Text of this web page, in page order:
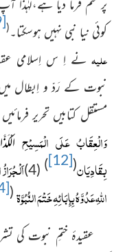
پر ختم فرما دیا ہے،لہٰذا
کوئی نیا نبی نہیں ہوسکتا۔(
علیہ نے اِ س اِسلامی
نبوت کے رَدّ و اِبطال
مستقل کتابیں تحریر فرمائیں
وَالْعِقَابُ عَلَى الْمَسِيْحِ
بِقَادِيَان(
[12]
)
(4) اَلْجُرَازُ
اللهِ عَدُوَّهُ بِإِبَائِهِ خَتْمَ النُّبُوَّة(
عقیدۂ ختمِ نبوت کی